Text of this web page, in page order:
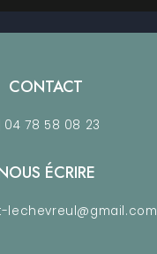
CONTACT
04 78 58 08 23
ÉCRIRE
lechevreul@gmail.com